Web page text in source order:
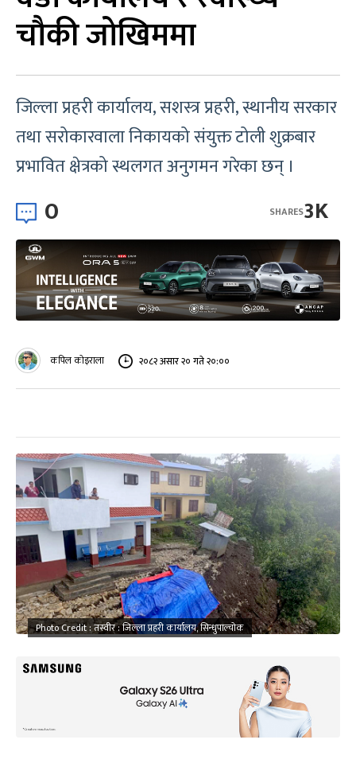
चौकी जोखिममा
जिल्ला प्रहरी कार्यालय, सशस्त्र प्रहरी, स्थानीय सरकार
तथा सरोकारवाला निकायको संयुक्त टोली शुक्रबार
प्रभावित क्षेत्रको स्थलगत अनुगमन गरेका छन् ।
0 3K
SHARES
कपिल कोइराला २०८२ असार २० गते २०:००
Photo Credit : तस्वीर : जिल्ला प्रहरी कार्यालय, सिन्धुपाल्चोक